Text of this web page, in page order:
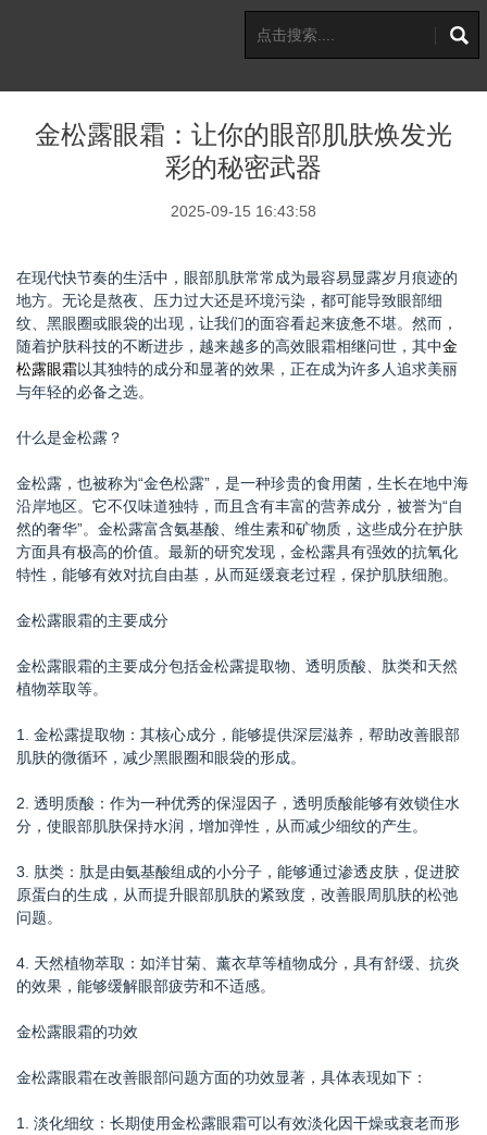
金松露眼霜：让你的眼部肌肤焕发光
彩的秘密武器
2025-09-15 16:43:58
在现代快节奏的生活中，眼部肌肤常常成为最容易显露岁月痕迹的
地方。无论是熬夜、压力过大还是环境污染，都可能导致眼部细
纹、黑眼圈或眼袋的出现，让我们的面容看起来疲惫不堪。然而，
随着护肤科技的不断进步，越来越多的高效眼霜相继问世，其中金
松露眼霜以其独特的成分和显著的效果，正在成为许多人追求美丽
与年轻的必备之选。
什么是金松露？
金松露，也被称为“金色松露”，是一种珍贵的食用菌，生长在地中海
沿岸地区。它不仅味道独特，而且含有丰富的营养成分，被誉为“自
然的奢华”。金松露富含氨基酸、维生素和矿物质，这些成分在护肤
方面具有极高的价值。最新的研究发现，金松露具有强效的抗氧化
特性，能够有效对抗自由基，从而延缓衰老过程，保护肌肤细胞。
金松露眼霜的主要成分
金松露眼霜的主要成分包括金松露提取物、透明质酸、肽类和天然
植物萃取等。
1. 金松露提取物：其核心成分，能够提供深层滋养，帮助改善眼部
肌肤的微循环，减少黑眼圈和眼袋的形成。
2. 透明质酸：作为一种优秀的保湿因子，透明质酸能够有效锁住水
分，使眼部肌肤保持水润，增加弹性，从而减少细纹的产生。
3. 肽类：肽是由氨基酸组成的小分子，能够通过渗透皮肤，促进胶
原蛋白的生成，从而提升眼部肌肤的紧致度，改善眼周肌肤的松弛
问题。
4. 天然植物萃取：如洋甘菊、薰衣草等植物成分，具有舒缓、抗炎
的效果，能够缓解眼部疲劳和不适感。
金松露眼霜的功效
金松露眼霜在改善眼部问题方面的功效显著，具体表现如下：
1. 淡化细纹：长期使用金松露眼霜可以有效淡化因干燥或衰老而形